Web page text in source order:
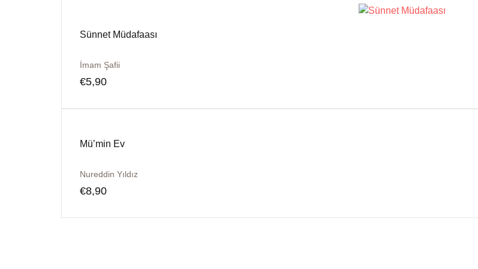
Sünnet Müdafaası
İmam Şafii
€5,90
Mü’min Ev
Nureddin Yıldız
€8,90